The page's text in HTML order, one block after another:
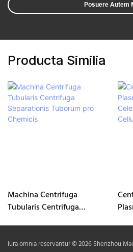
Posuere Autem
Producta Similia
Machina Centrifuga
Tubularis Centrifuga
Iura omnia reservantur © 2026 Shenzhou